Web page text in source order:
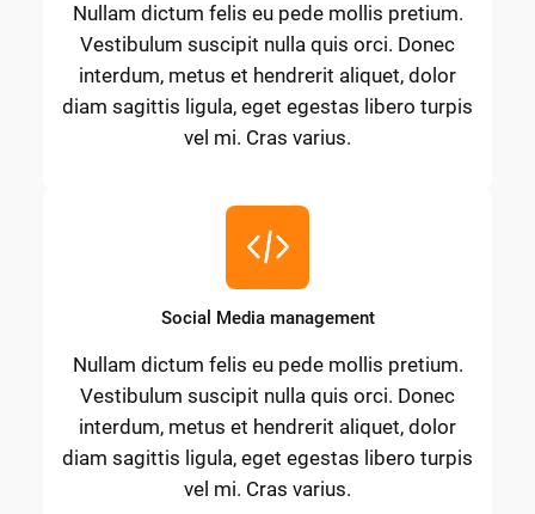
Nullam dictum felis eu pede mollis pretium.
Vestibulum suscipit nulla quis orci. Donec
interdum, metus et hendrerit aliquet, dolor
diam sagittis ligula, eget egestas libero turpis
vel mi. Cras varius.
Social Media management
Nullam dictum felis eu pede mollis pretium.
Vestibulum suscipit nulla quis orci. Donec
interdum, metus et hendrerit aliquet, dolor
diam sagittis ligula, eget egestas libero turpis
vel mi. Cras varius.